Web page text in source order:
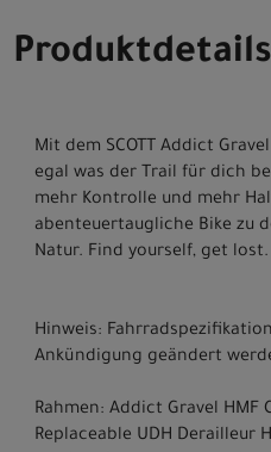
Produktdetails
Mit dem SCOTT Addict
egal was der Trail für dich
mehr Kontrolle und mehr
abenteuertaugliche Bike zu
Natur. Find yourself, get lost.
Hinweis:
Ankündigung geändert
Rahmen: Addict Gravel HMF
Replaceable UDH Derailleur